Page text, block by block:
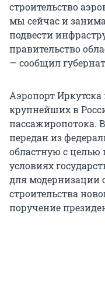
строительство
мы сейчас и
подвести
правительство
— сообщил
Аэропорт Иркутска
крупнейших в
пассажиропотока.
передан из
областную с
условиях
для модернизации
строительства
поручение